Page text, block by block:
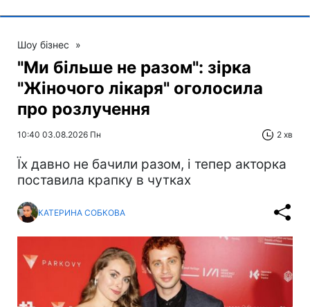
Шоу бізнес »
"Ми більше не разом": зірка
"Жіночого лікаря" оголосила
про розлучення
10:40 03.08.2026 Пн 2 хв
Їх давно не бачили разом, і тепер акторка
поставила крапку в чутках
КАТЕРИНА СОБКОВА